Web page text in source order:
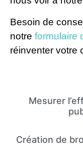
Besoin de
notre formulaire
réinventer votre
Mesurer
Création de